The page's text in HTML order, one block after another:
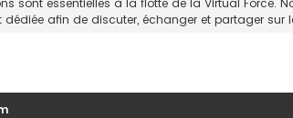
dédiée afin de discuter, échanger et partager